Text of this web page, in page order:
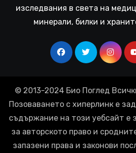
изследвания в света на
минерали, билки и
© 2013-2024 Био Поглед
Позоваването с хиперлинк е
съдържание на този уебсайт е
за авторското право и
запазени права и законови